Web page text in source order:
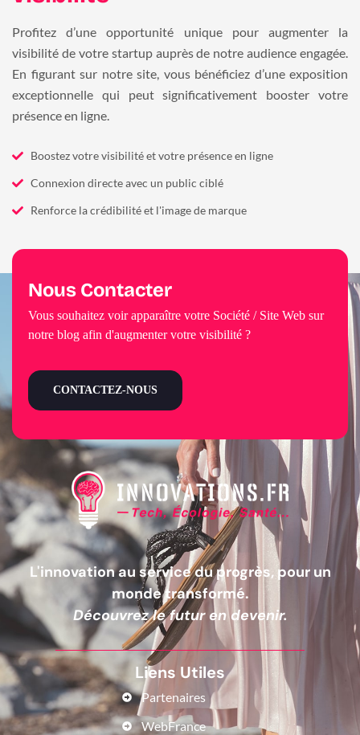
Profitez d’une opportunité unique pour augmenter la
visibilité de votre startup auprès de notre audience engagée.
En figurant sur notre site, vous bénéficiez d’une exposition
exceptionnelle qui peut significativement booster votre
présence en ligne.
Boostez votre visibilité et votre présence en ligne
Connexion directe avec un public ciblé
Renforce la crédibilité et l'image de marque
L'innovation au service du progrès, pour un
monde transformé.
Découvrez le futur en devenir.
Liens Utiles
Partenaires
WebFrance
Nous Contacter
Vous souhaitez voir apparaître votre Société / Site Web sur
notre blog afin d'augmenter votre visibilité ?
CONTACTEZ-NOUS